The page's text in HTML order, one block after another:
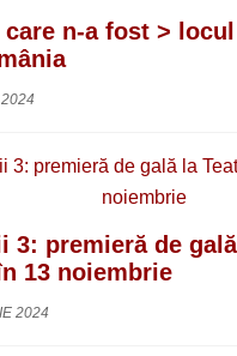
care n-a fost >
3: premieră de gală
13 noiembrie
2024